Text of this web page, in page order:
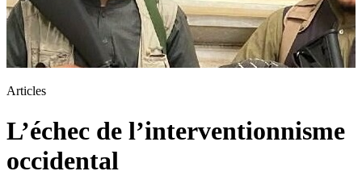
Articles
L’échec de l’interventionnisme
occidental